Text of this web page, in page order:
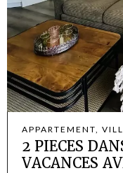
APPARTEMENT,
2 PIECES
VACANCES